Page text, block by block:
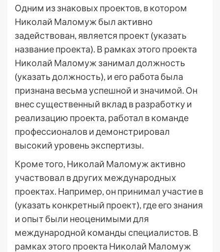
Одним из знаковых проектов, в котором
Николай Маломуж был активно
задействован, является проект (указать
название проекта). В рамках этого проекта
Николай Маломуж занимал должность
(указать должность), и его работа была
признана весьма успешной и значимой. Он
внес существенный вклад в разработку и
реализацию проекта, работал в команде
профессионалов и демонстрировал
высокий уровень экспертизы.
Кроме того, Николай Маломуж активно
участвовал в других международных
проектах. Например, он принимал участие в
(указать конкретный проект), где его знания
и опыт были неоценимыми для
международной команды специалистов. В
рамках этого проекта Николай Маломуж